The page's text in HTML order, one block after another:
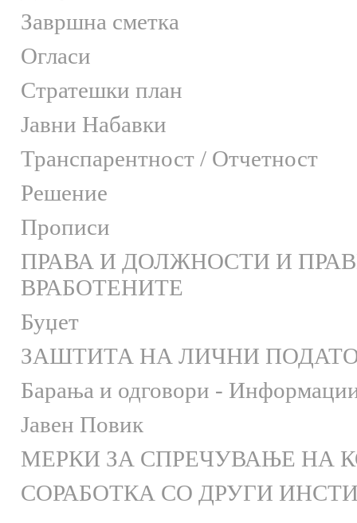
Завршна сметка
Огласи
Стратешки план
Јавни Набавки
Транспарентност / Отчетност
Решение
Прописи
ПРАВА И ДОЛЖНОСТИ И
ВРАБОТЕНИТЕ
Буџет
ЗАШТИТА НА ЛИЧНИ
Барања и одговори - Информации
Јавен Повик
МЕРКИ ЗА СПРЕЧУВАЊЕ НА
СОРАБОТКА СО ДРУГИ